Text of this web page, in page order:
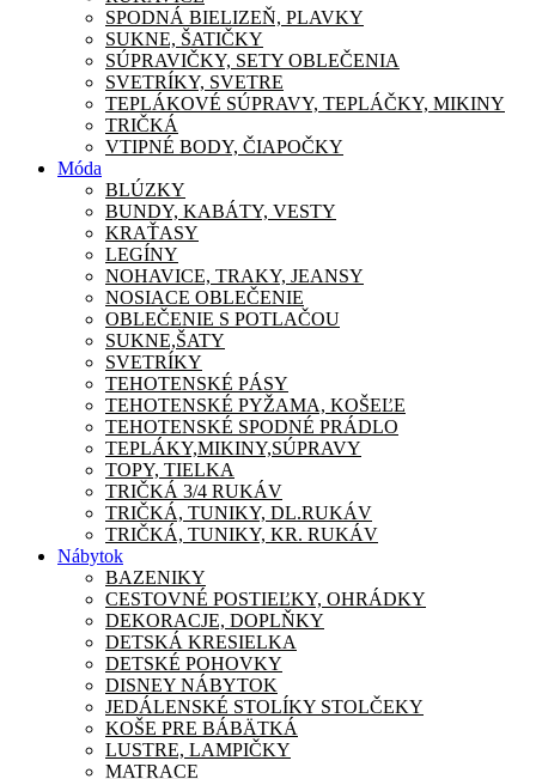
SPODNÁ BIELIZEŇ, PLAVKY
SUKNE, ŠATIČKY
SÚPRAVIČKY, SETY OBLEČENIA
SVETRÍKY, SVETRE
TEPLÁKOVÉ SÚPRAVY, TEPLÁČKY, MIKINY
TRIČKÁ
VTIPNÉ BODY, ČIAPOČKY
Móda
BLÚZKY
BUNDY, KABÁTY, VESTY
KRAŤASY
LEGÍNY
NOHAVICE, TRAKY, JEANSY
NOSIACE OBLEČENIE
OBLEČENIE S POTLAČOU
SUKNE,ŠATY
SVETRÍKY
TEHOTENSKÉ PÁSY
TEHOTENSKÉ PYŽAMA, KOŠEĽE
TEHOTENSKÉ SPODNÉ PRÁDLO
TEPLÁKY,MIKINY,SÚPRAVY
TOPY, TIELKA
TRIČKÁ 3/4 RUKÁV
TRIČKÁ, TUNIKY, DL.RUKÁV
TRIČKÁ, TUNIKY, KR. RUKÁV
Nábytok
BAZENIKY
CESTOVNÉ POSTIEĽKY, OHRÁDKY
DEKORACJE, DOPLŇKY
DETSKÁ KRESIELKA
DETSKÉ POHOVKY
DISNEY NÁBYTOK
JEDÁLENSKÉ STOLÍKY STOLČEKY
KOŠE PRE BÁBÄTKÁ
LUSTRE, LAMPIČKY
MATRACE